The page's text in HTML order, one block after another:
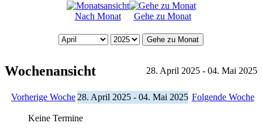
Nach Monat Gehe zu Monat
Gehe zu Monat
Wochenansicht 28. April 2025 - 04. Mai 2025
Vorherige Woche 28. April 2025 - 04. Mai 2025 Folgende Woche
Keine Termine